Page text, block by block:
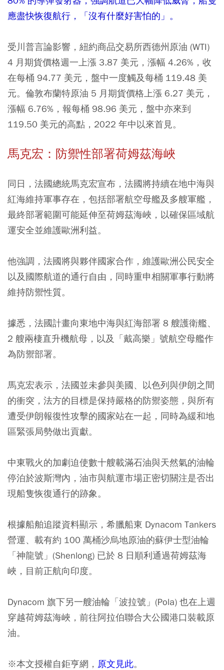
應盡快恢復航行，「沒有什麼好害怕的」。
受川普言論影響，紐約商品交易所西德州原油 (WTI)
4 月期貨價格週一上漲 3.87 美元，漲幅 4.26%，收
在每桶 94.77 美元，盤中一度觸及每桶 119.48 美
元。倫敦布蘭特原油 5 月期貨價格上漲 6.27 美元，
漲幅 6.76%，報每桶 98.96 美元，盤中亦來到
119.50 美元的高點，2022 年中以來首見。
馬克宏：防禦性部署荷姆茲海峽
同日，法國總統馬克宏宣布，法國將持續在地中海與
紅海維持軍事存在，包括部署航空母艦及多艘軍艦，
最終部署範圍可能延伸至荷姆茲海峽，以確保區域航
運安全並維護歐洲利益。
他強調，法國將與夥伴國家合作，維護歐洲公民安全
以及國際航道的通行自由，同時重申相關軍事行動將
維持防禦性質。
據悉，法國計畫向東地中海與紅海部署 8 艘護衛艦、
2 艘兩棲直升機航母，以及「戴高樂」號航空母艦作
為防禦部署。
馬克宏表示，法國並未參與美國、以色列與伊朗之間
的衝突，法方的目標是保持嚴格的防禦姿態，與所有
遭受伊朗報復性攻擊的國家站在一起，同時為緩和地
區緊張局勢做出貢獻。
中東戰火的加劇迫使數十艘載滿石油與天然氣的油輪
停泊於波斯灣內，油市與航運市場正密切關注是否出
現船隻恢復通行的跡象。
根據船舶追蹤資料顯示，希臘船東 Dynacom Tankers
營運、載有約 100 萬桶沙烏地原油的蘇伊士型油輪
「神龍號」(Shenlong) 已於 8 日順利通過荷姆茲海
峽，目前正航向印度。
Dynacom 旗下另一艘油輪「波拉號」(Pola) 也在上週
穿越荷姆茲海峽，前往阿拉伯聯合大公國港口裝載原
油。
※本文授權自鉅亨網， 原文見此。